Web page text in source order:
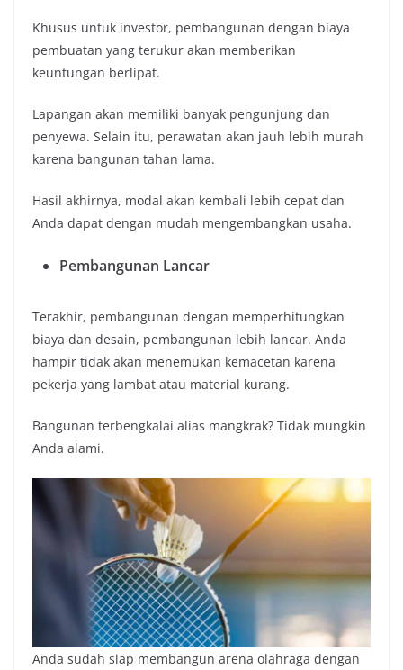
Khusus untuk investor, pembangunan dengan biaya
pembuatan yang terukur akan memberikan
keuntungan berlipat.
Lapangan akan memiliki banyak pengunjung dan
penyewa. Selain itu, perawatan akan jauh lebih murah
karena bangunan tahan lama.
Hasil akhirnya, modal akan kembali lebih cepat dan
Anda dapat dengan mudah mengembangkan usaha.
Pembangunan Lancar
Terakhir, pembangunan dengan memperhitungkan
biaya dan desain, pembangunan lebih lancar. Anda
hampir tidak akan menemukan kemacetan karena
pekerja yang lambat atau material kurang.
Bangunan terbengkalai alias mangkrak? Tidak mungkin
Anda alami.
Anda sudah siap membangun arena olahraga dengan